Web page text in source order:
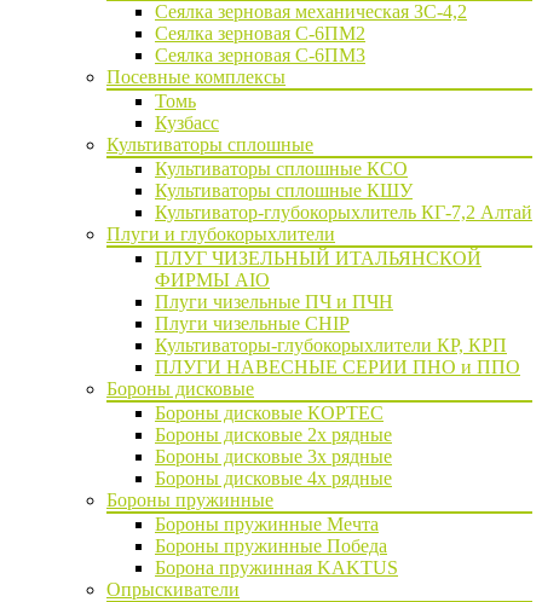
Сеялка зерновая механическая ЗС-4,2
Сеялка зерновая C-6ПМ2
Сеялка зерновая С-6ПМ3
Посевные комплексы
Томь
Кузбасс
Культиваторы сплошные
Культиваторы сплошные КСО
Культиваторы сплошные КШУ
Культиватор-глубокорыхлитель КГ-7,2 Алтай
Плуги и глубокорыхлители
ПЛУГ ЧИЗЕЛЬНЫЙ ИТАЛЬЯНСКОЙ
ФИРМЫ AIO
Плуги чизельные ПЧ и ПЧН
Плуги чизельные CHIP
Культиваторы-глубокорыхлители КР, КРП
ПЛУГИ НАВЕСНЫЕ СЕРИИ ПНО и ППО
Бороны дисковые
Бороны дисковые КОРТЕС
Бороны дисковые 2х рядные
Бороны дисковые 3х рядные
Бороны дисковые 4х рядные
Бороны пружинные
Бороны пружинные Мечта
Бороны пружинные Победа
Борона пружинная KAKTUS
Опрыскиватели